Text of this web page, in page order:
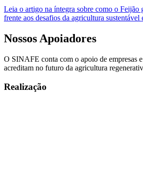
Leia o artigo na íntegra sobre como o Feijão
frente aos desafios da agricultura sustentável
Nossos Apoiadores
O SINAFE conta com o apoio de empresas
acreditam no futuro da agricultura
Realização